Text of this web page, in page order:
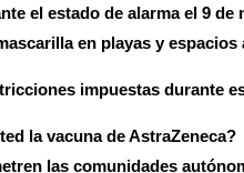
el estado de alarma el 9 de
en playas y espacios
impuestas durante
la vacuna de AstraZeneca?
las comunidades